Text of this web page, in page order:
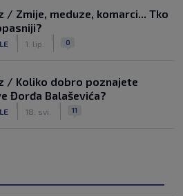
/ Zmije, meduze, komarci... Tko
1. lip. 0
/ Koliko dobro poznajete
Đorđa Balaševića?
18. svi. 11